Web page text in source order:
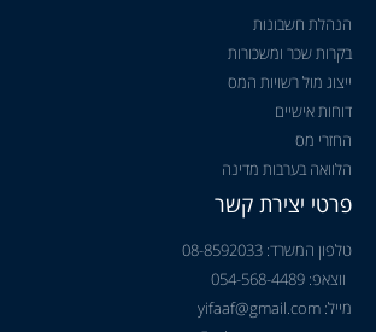
הנהלת חשבונות
בקרות שכר ומשכורות
ייצוג מול רשויות המס
דוחות אישיים
החזרי מס
הלוואה בערבות מדינה
פרטי יצירת קשר
טלפון המשרד: 08-8592033
ווצאפ: 054-568-4489
מייל: yifaaf@gmail.com